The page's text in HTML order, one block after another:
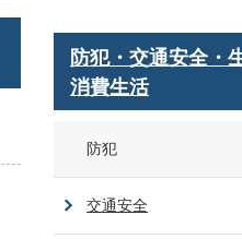
防犯・交通安全・
消費生活
防犯
交通安全